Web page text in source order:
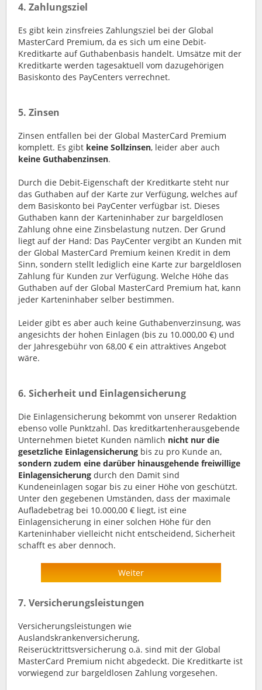
4. Zahlungsziel
Es gibt kein zinsfreies Zahlungsziel bei der Global
MasterCard Premium, da es sich um eine Debit-
Kreditkarte auf Guthabenbasis handelt. Umsätze mit der
Kreditkarte werden tagesaktuell vom dazugehörigen
Basiskonto des PayCenters verrechnet.
5. Zinsen
Zinsen entfallen bei der Global MasterCard Premium
komplett. Es gibt keine Sollzinsen, leider aber auch
keine Guthabenzinsen.
Durch die Debit-Eigenschaft der Kreditkarte steht nur
das Guthaben auf der Karte zur Verfügung, welches auf
dem Basiskonto bei PayCenter verfügbar ist. Dieses
Guthaben kann der Karteninhaber zur bargeldlosen
Zahlung ohne eine Zinsbelastung nutzen. Der Grund
liegt auf der Hand: Das PayCenter vergibt an Kunden mit
der Global MasterCard Premium keinen Kredit in dem
Sinn, sondern stellt lediglich eine Karte zur bargeldlosen
Zahlung für Kunden zur Verfügung. Welche Höhe das
Guthaben auf der Global MasterCard Premium hat, kann
jeder Karteninhaber selber bestimmen.
Leider gibt es aber auch keine Guthabenverzinsung, was
angesichts der hohen Einlagen (bis zu 10.000,00 €) und
der Jahresgebühr von 68,00 € ein attraktives Angebot
wäre.
6. Sicherheit und Einlagensicherung
Die Einlagensicherung bekommt von unserer Redaktion
ebenso volle Punktzahl. Das kreditkartenherausgebende
Unternehmen bietet Kunden nämlich nicht nur die
gesetzliche Einlagensicherung bis zu pro Kunde an,
sondern zudem eine darüber hinausgehende freiwillige
Einlagensicherung durch den Damit sind
Kundeneinlagen sogar bis zu einer Höhe von geschützt.
Unter den gegebenen Umständen, dass der maximale
Aufladebetrag bei 10.000,00 € liegt, ist eine
Einlagensicherung in einer solchen Höhe für den
Karteninhaber vielleicht nicht entscheidend, Sicherheit
schafft es aber dennoch.
Weiter
7. Versicherungsleistungen
Versicherungsleistungen wie
Auslandskrankenversicherung,
Reiserücktrittsversicherung o.ä. sind mit der Global
MasterCard Premium nicht abgedeckt. Die Kreditkarte ist
vorwiegend zur bargeldlosen Zahlung vorgesehen.